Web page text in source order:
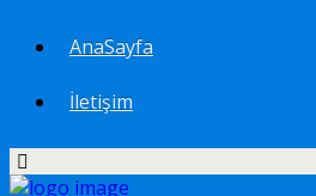
AnaSayfa
İletişim